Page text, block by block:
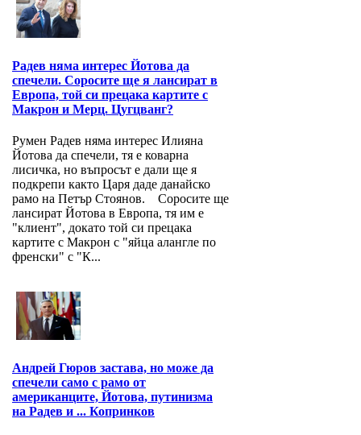
Радев няма интерес Йотова да
спечели. Соросите ще я лансират в
Европа, той си прецака картите с
Макрон и Мерц. Цугцванг?
Румен Радев няма интерес Илияна
Йотова да спечели, тя е коварна
лисичка, но въпросът е дали ще я
подкрепи както Царя даде данайско
рамо на Петър Стоянов. Соросите ще
лансират Йотова в Европа, тя им е
"клиент", докато той си прецака
картите с Макрон с "яйца алангле по
френски" с "К...
Андрей Гюров застава, но може да
спечели само с рамо от
американците, Йотова, путинизма
на Радев и ... Копринков